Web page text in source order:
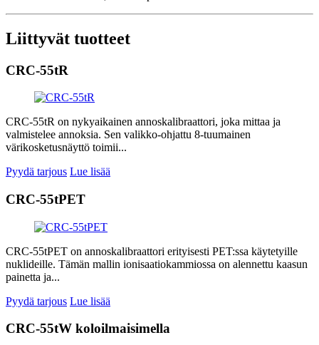
Liittyvät tuotteet
CRC-55tR
CRC-55tR on nykyaikainen annoskalibraattori, joka mittaa ja
valmistelee annoksia. Sen valikko-ohjattu 8-tuumainen
värikosketusnäyttö toimii...
Pyydä tarjous Lue lisää
CRC-55tPET
CRC-55tPET on annoskalibraattori erityisesti PET:ssa käytetyille
nuklideille. Tämän mallin ionisaatiokammiossa on alennettu kaasun
painetta ja...
Pyydä tarjous Lue lisää
CRC-55tW koloilmaisimella